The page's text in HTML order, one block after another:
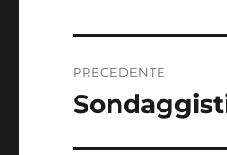
articoli
PRECEDENTE
Articolo